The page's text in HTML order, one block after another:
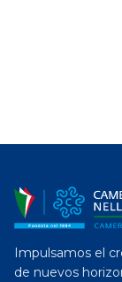
Impulsamos el
de nuevos